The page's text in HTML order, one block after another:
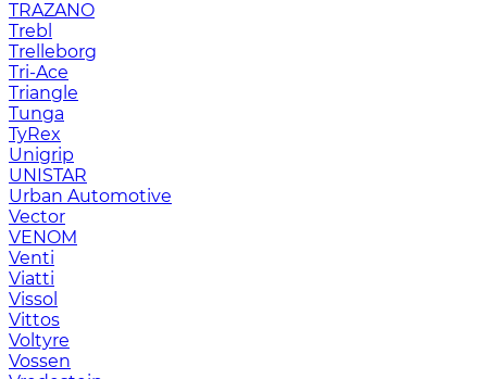
TRAZANO
Trebl
Trelleborg
Tri-Ace
Triangle
Tunga
TyRex
Unigrip
UNISTAR
Urban Automotive
Vector
VENOM
Venti
Viatti
Vissol
Vittos
Voltyre
Vossen